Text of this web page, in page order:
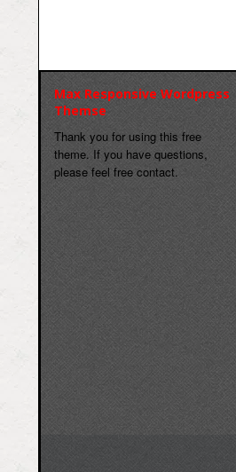
Max Responsive Wordpress
Themse
Thank you for using this free
theme. If you have questions,
please feel free contact.